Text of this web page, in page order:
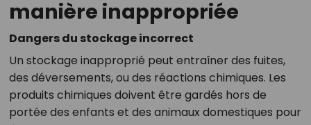
manière inappropriée
Dangers du stockage incorrect
Un stockage inapproprié peut entraîner des fuites,
des déversements, ou des réactions chimiques. Les
produits chimiques doivent être gardés hors de
portée des enfants et des animaux domestiques pour